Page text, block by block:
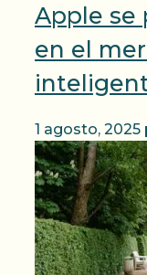
Apple se
en el
1 agosto, 2025